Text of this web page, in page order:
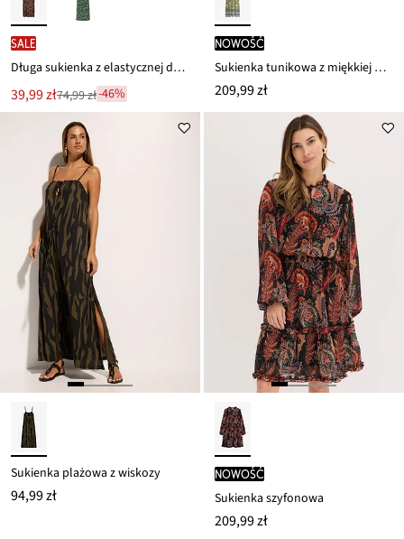
SALE
Długa sukienka z elastycznej dzianiny dżersejowej z domieszką wiskozy
Nowa
cena
39,99 zł
Przeceniono
74,99 zł-46%
nowość
Sukienka tunikowa z miękkiej mieszanki wiskozy
209,99 zł
Sukienka plażowa z wiskozy
94,99 zł
nowość
Sukienka szyfonowa
209,99 zł